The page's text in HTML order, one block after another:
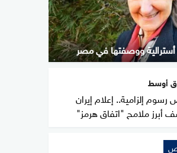
ووصفتها في مصر
أوسط
إلزامية.. إعلام إيران
أبرز ملامح "اتفاق هرمز"